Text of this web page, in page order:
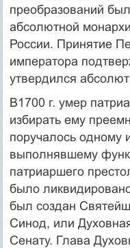
преобразований
абсолютной
России. Принятие
императора
утвердился
В1700 г. умер
избирать ему
поручалось одному
выполнявшему
патриаршего
было
был создан
Синод, или
Сенату. Глава